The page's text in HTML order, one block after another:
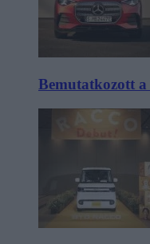
Bemutatkozott a